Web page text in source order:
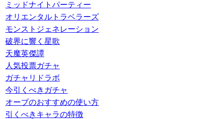
ミッドナイトパーティー
オリエンタルトラベラーズ
モンストジェネレーション
破界に響く星歌
天魔英傑譚
人気投票ガチャ
ガチャリドラボ
今引くべきガチャ
オーブのおすすめの使い方
引くべきキャラの特徴